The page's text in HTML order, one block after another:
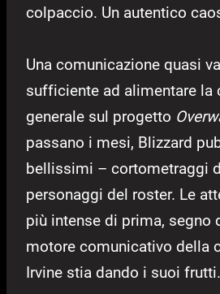
colpaccio. Un autentico
Una comunicazione quasi
sufficiente ad alimentare la
generale sul progetto
passano i mesi, Blizzard
bellissimi – cortometraggi
personaggi del roster. Le
più intense di prima, segno
motore comunicativo della
Irvine stia dando i suoi frutti.